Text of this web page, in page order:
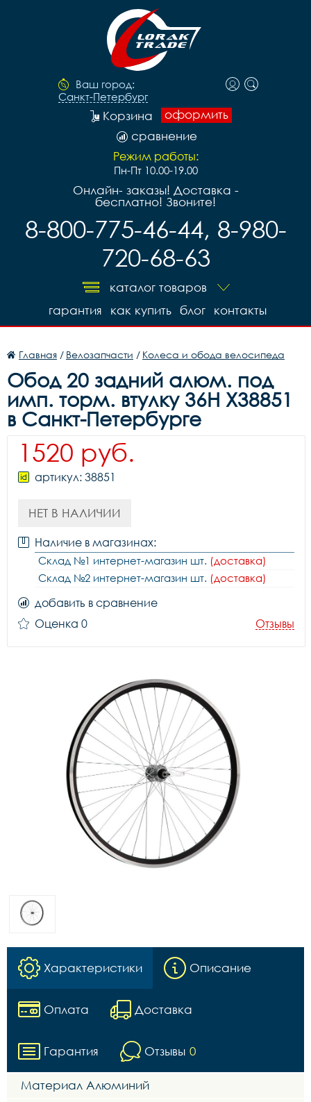
Ваш город:
Санкт-Петербург
оформить
Корзина
сравнение
Режим работы:
Пн-Пт 10.00-19.00
Онлайн- заказы! Доставка -
бесплатно! Звоните!
8-800-775-46-44, 8-980-
720-68-63
каталог товаров
контакты
блог
как купить
гарантия
Главная / Велозапчасти / Колеса и обода велосипеда
Обод 20 задний алюм. под
имп. торм. втулку 36H Х38851
в Санкт-Петербурге
1520 руб.
артикул: 38851
НЕТ В НАЛИЧИИ
Наличие в магазинах:
Склад №1 интернет-магазин шт. (доставка)
Склад №2 интернет-магазин шт. (доставка)
добавить в сравнение
Оценка 0
Отзывы
Характеристики Описание
Оплата Доставка
Гарантия Отзывы 0
Материал Алюминий